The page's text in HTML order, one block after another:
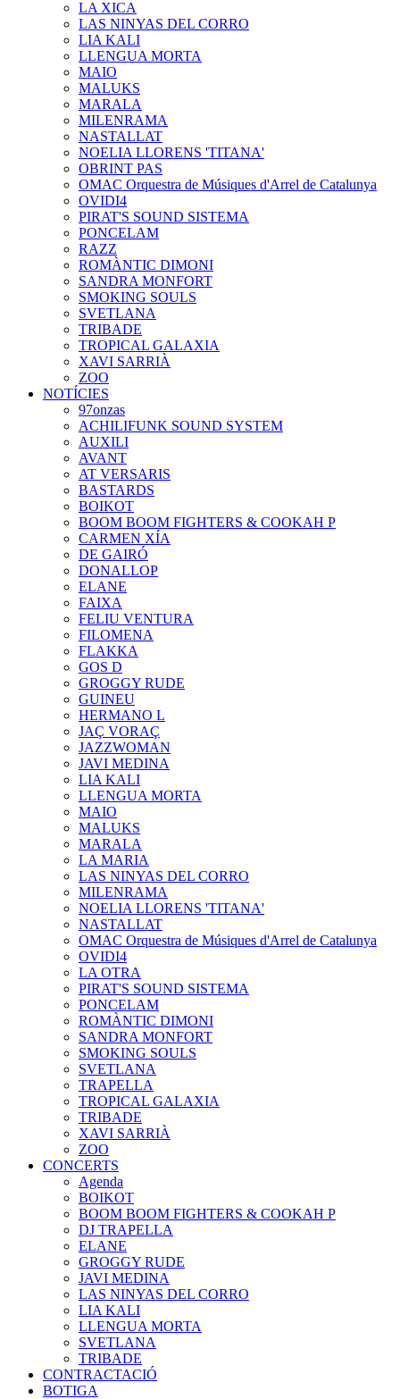
LA XICA
LAS NINYAS DEL CORRO
LIA KALI
LLENGUA MORTA
MAIO
MALUKS
MARALA
MILENRAMA
NASTALLAT
NOELIA LLORENS 'TITANA'
OBRINT PAS
OMAC Orquestra de Músiques d'Arrel de Catalunya
OVIDI4
PIRAT'S SOUND SISTEMA
PONCELAM
RAZZ
ROMÀNTIC DIMONI
SANDRA MONFORT
SMOKING SOULS
SVETLANA
TRIBADE
TROPICAL GALAXIA
XAVI SARRIÀ
ZOO
NOTÍCIES
97onzas
ACHILIFUNK SOUND SYSTEM
AUXILI
AVANT
AT VERSARIS
BASTARDS
BOIKOT
BOOM BOOM FIGHTERS & COOKAH P
CARMEN XÍA
DE GAIRÓ
DONALLOP
ELANE
FAIXA
FELIU VENTURA
FILOMENA
FLAKKA
GOS D
GROGGY RUDE
GUINEU
HERMANO L
JAÇ VORAÇ
JAZZWOMAN
JAVI MEDINA
LIA KALI
LLENGUA MORTA
MAIO
MALUKS
MARALA
LA MARIA
LAS NINYAS DEL CORRO
MILENRAMA
NOELIA LLORENS 'TITANA'
NASTALLAT
OMAC Orquestra de Músiques d'Arrel de Catalunya
OVIDI4
LA OTRA
PIRAT'S SOUND SISTEMA
PONCELAM
ROMÀNTIC DIMONI
SANDRA MONFORT
SMOKING SOULS
SVETLANA
TRAPELLA
TROPICAL GALAXIA
TRIBADE
XAVI SARRIÀ
ZOO
CONCERTS
Agenda
BOIKOT
BOOM BOOM FIGHTERS & COOKAH P
DJ TRAPELLA
ELANE
GROGGY RUDE
JAVI MEDINA
LAS NINYAS DEL CORRO
LIA KALI
LLENGUA MORTA
SVETLANA
TRIBADE
CONTRACTACIÓ
BOTIGA